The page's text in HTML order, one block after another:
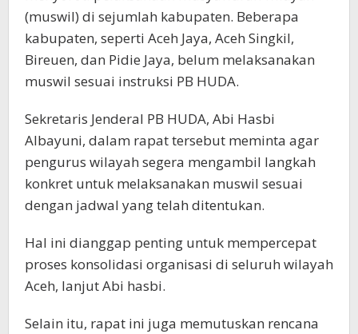
(muswil) di sejumlah kabupaten. Beberapa
kabupaten, seperti Aceh Jaya, Aceh Singkil,
Bireuen, dan Pidie Jaya, belum melaksanakan
muswil sesuai instruksi PB HUDA.
Sekretaris Jenderal PB HUDA, Abi Hasbi
Albayuni, dalam rapat tersebut meminta agar
pengurus wilayah segera mengambil langkah
konkret untuk melaksanakan muswil sesuai
dengan jadwal yang telah ditentukan.
Hal ini dianggap penting untuk mempercepat
proses konsolidasi organisasi di seluruh wilayah
Aceh, lanjut Abi hasbi.
Selain itu, rapat ini juga memutuskan rencana